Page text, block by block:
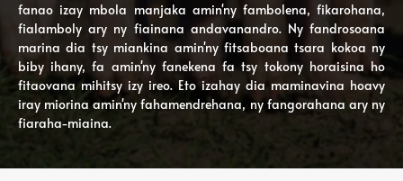
fanao izay mbola manjaka amin'ny fambolena, fikarohana,
fialamboly ary ny fiainana andavanandro. Ny fandrosoana
marina dia tsy miankina amin'ny fitsaboana tsara kokoa ny
biby ihany, fa amin'ny fanekena fa tsy tokony horaisina ho
fitaovana mihitsy izy ireo. Eto izahay dia maminavina hoavy
iray miorina amin'ny fahamendrehana, ny fangorahana ary ny
fiaraha-miaina.